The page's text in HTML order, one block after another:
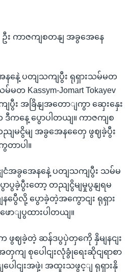
း ကာဇကျစတနျ အခွအေနေ
နနေဲ့ ပတျသကျပွီး ရုရှားသမ်မတ
မတ Kassym-Jomart Tokayev
း အခြိနျအတောျကွာ ဆှေးနှေး
ကနေ့ ပွောပါတယျ။ ကာဇကျစ
ျမငွိမျ အခွအေနတှေေ ဖွဈခဲ့ပွီး
တာပါ။
ငံအခွအေနနေဲ့ ပတျသကျပွီး သမ်မ
ပွခဲ့ပွီးတော့ တညျငွိမျမှုပွနျရမ
ေီလို့ ပွောခဲ့တဲ့အကွောငျး ရုရှား
ောျပွထားပါတယျ။
ဖွဈခဲ့တဲ့ ဆန်ဒပွပှဲတှကေို နှိမျနငျး
ျ စုပေါငျးလုံခွုံရေးဆိုငျရာစာ
ပေါငျးအဖှဲ့၊ အထူးသဖွင့ျ ရုရှားနို